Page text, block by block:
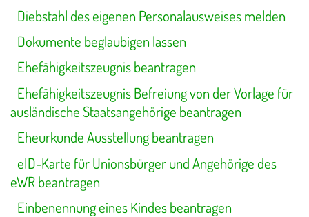
Diebstahl des eigenen Personalausweises melden
Dokumente beglaubigen lassen
Ehefähigkeitszeugnis beantragen
Ehefähigkeitszeugnis Befreiung von der Vorlage für
ausländische Staatsangehörige beantragen
Eheurkunde Ausstellung beantragen
eID-Karte für Unionsbürger und Angehörige des
eWR beantragen
Einbenennung eines Kindes beantragen